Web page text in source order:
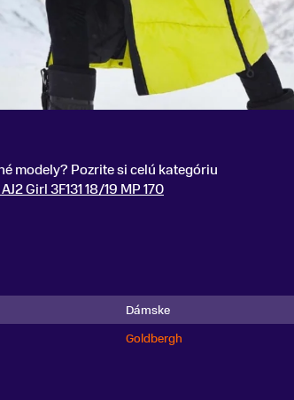
modely? Pozrite si celú kategóriu
Girl 3F131 18/19 MP 170
Dámske
Goldbergh